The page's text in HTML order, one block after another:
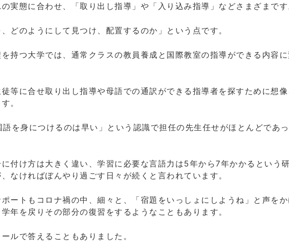
実態に合わせ、「取り出し指導」や「入り込み指導」などさまざまです
どのようにして見つけ、配置するのか」という点です。
持つ大学では、通常クラスの教員養成と国際教室の指導ができる内容
等に合せ取り出し指導や母語での通訳ができる指導者を探すために想
。
を身につけるのは早い」という認識で担任の先生任せがほとんどであ
付け方は大きく違い、学習に必要な言語力は5年から7年かかるという研
なければぼんやり過ごす日々が続くと言われています。
ートもコロナ禍の中、細々と、「宿題をいっしょにしようね」と声を
年を戻りその部分の復習をするようなこともあります。
ルで答えることもありました。